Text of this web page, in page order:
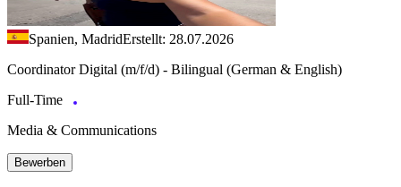
Spanien, MadridErstellt: 28.07.2026
Coordinator Digital (m/f/d) - Bilingual (German & English)
Full-Time
Media & Communications
Bewerben